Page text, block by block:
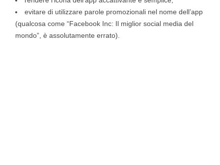
evitare di utilizzare parole promozionali nel nome dell’app
(qualcosa come “Facebook Inc: Il miglior social media del
mondo”, è assolutamente errato).